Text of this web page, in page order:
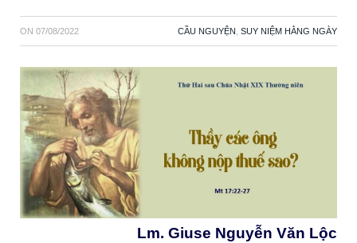
ON 07/08/2022 CẦU NGUYỆN SUY NIỆM HẰNG NGÀY
Lm. Giuse Nguyễn Văn Lộc